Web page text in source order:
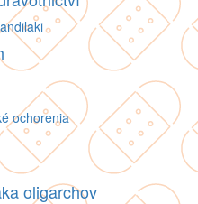
oligarchov